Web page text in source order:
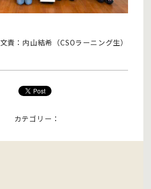
文責：内山結希（CSOラーニング生）
カテゴリー：